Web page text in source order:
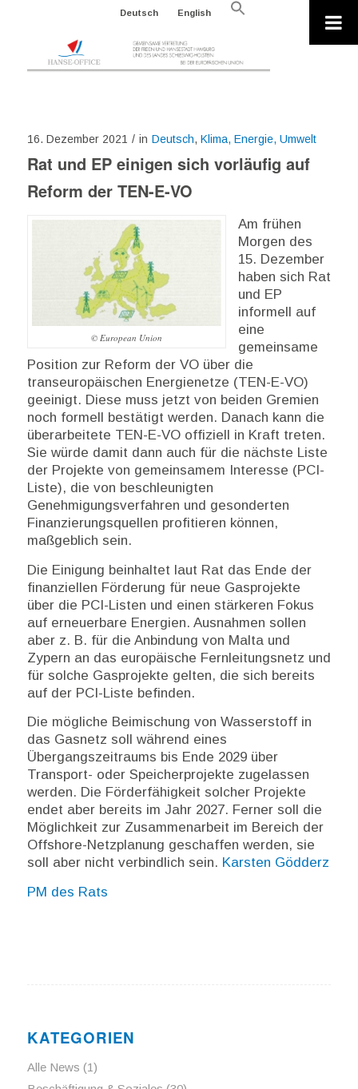
Deutsch English
Search
16. Dezember 2021 / in Deutsch, Klima, Energie, Umwelt
Rat und EP einigen sich vorläufig auf
Reform der TEN-E-VO
© European Union
Am frühen
Morgen des
15. Dezember
haben sich Rat
und EP
informell auf
eine
gemeinsame
Position zur Reform der VO über die
transeuropäischen Energienetze (TEN-E-VO)
geeinigt. Diese muss jetzt von beiden Gremien
noch formell bestätigt werden. Danach kann die
überarbeitete TEN-E-VO offiziell in Kraft treten.
Sie würde damit dann auch für die nächste Liste
der Projekte von gemeinsamem Interesse (PCI-
Liste), die von beschleunigten
Genehmigungsverfahren und gesonderten
Finanzierungsquellen profitieren können,
maßgeblich sein.
Die Einigung beinhaltet laut Rat das Ende der
finanziellen Förderung für neue Gasprojekte
über die PCI-Listen und einen stärkeren Fokus
auf erneuerbare Energien. Ausnahmen sollen
aber z. B. für die Anbindung von Malta und
Zypern an das europäische Fernleitungsnetz und
für solche Gasprojekte gelten, die sich bereits
auf der PCI-Liste befinden.
Die mögliche Beimischung von Wasserstoff in
das Gasnetz soll während eines
Übergangszeitraums bis Ende 2029 über
Transport- oder Speicherprojekte zugelassen
werden. Die Förderfähigkeit solcher Projekte
endet aber bereits im Jahr 2027. Ferner soll die
Möglichkeit zur Zusammenarbeit im Bereich der
Offshore-Netzplanung geschaffen werden, sie
soll aber nicht verbindlich sein. Karsten Gödderz
PM des Rats
KATEGORIEN
Alle News (1)